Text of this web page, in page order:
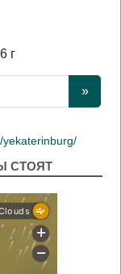
г
yekaterinburg/
СТОЯТ